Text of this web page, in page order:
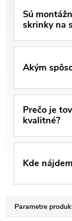
Sú
skrinky na
Akým
Prečo je
kvalitné?
Kde
Parametre